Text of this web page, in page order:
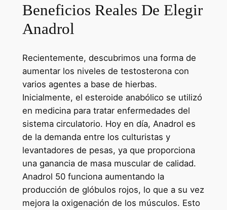
Beneficios Reales De Elegir
Anadrol
Recientemente, descubrimos una forma de
aumentar los niveles de testosterona con
varios agentes a base de hierbas.
Inicialmente, el esteroide anabólico se utilizó
en medicina para tratar enfermedades del
sistema circulatorio. Hoy en día, Anadrol es
de la demanda entre los culturistas y
levantadores de pesas, ya que proporciona
una ganancia de masa muscular de calidad.
Anadrol 50 funciona aumentando la
producción de glóbulos rojos, lo que a su vez
mejora la oxigenación de los músculos. Esto